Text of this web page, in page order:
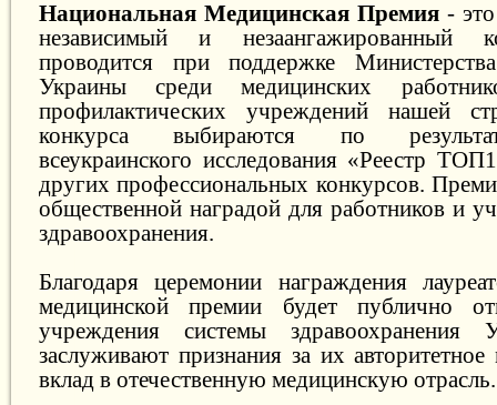
Национальная Медицинская Премия -
независимый и незаангажированный
проводится при поддержке Министерства
Украины среди медицинских
профилактических учреждений нашей
конкурса выбираются по
всеукраинского исследования «Реестр
других профессиональных конкурсов.
общественной наградой для работников и
здравоохранения.
Благодаря церемонии награждения
медицинской премии будет публично
учреждения системы здравоохранения
заслуживают признания за их
вклад в отечественную медицинскую отрасль.